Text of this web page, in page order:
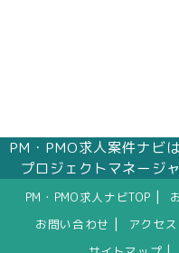
PM・PMO求人案件ナビ
プロジェクトマネージ
PM・PMO求人ナビTOP
お問い合わせ アクセス